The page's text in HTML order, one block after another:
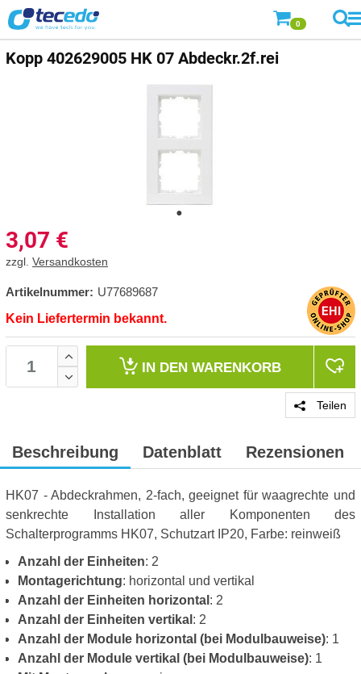
0
Kopp 402629005 HK 07 Abdeckr.2f.rei
3,07 €
zzgl. Versandkosten
Artikelnummer: U77689687
Kein Liefertermin bekannt.
IN DEN WARENKORB
Teilen
Beschreibung Datenblatt Rezensionen
HK07 - Abdeckrahmen, 2-fach, geeignet für waagrechte und
senkrechte Installation aller Komponenten des
Schalterprogramms HK07, Schutzart IP20, Farbe: reinweiß
Anzahl der Einheiten: 2
Montagerichtung: horizontal und vertikal
Anzahl der Einheiten horizontal : 2
Anzahl der Einheiten vertikal : 2
Anzahl der Module horizontal (bei Modulbauweise): 1
Anzahl der Module vertikal (bei Modulbauweise): 1